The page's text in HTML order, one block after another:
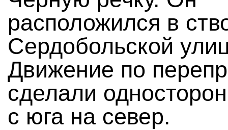
расположился в
Сердобольской
Движение по
сделали
с юга на север.